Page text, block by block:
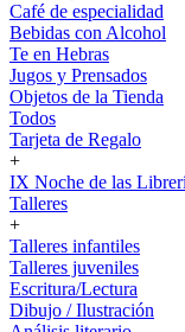
Café de especialidad
Bebidas con Alcohol
Te en Hebras
Jugos y Prensados
Objetos de la Tienda
Todos
Tarjeta de Regalo
+
IX Noche de las
Talleres
+
Talleres infantiles
Talleres juveniles
Escritura/Lectura
Dibujo / Ilustración